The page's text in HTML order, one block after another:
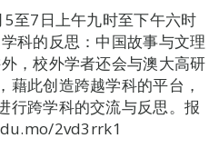
至7日上午九时至下午六时
科的反思：中国故事与文理
，校外学者还会与澳大高研
藉此创造跨越学科的平台，
行跨学科的交流与反思。报
2vd3rrk1